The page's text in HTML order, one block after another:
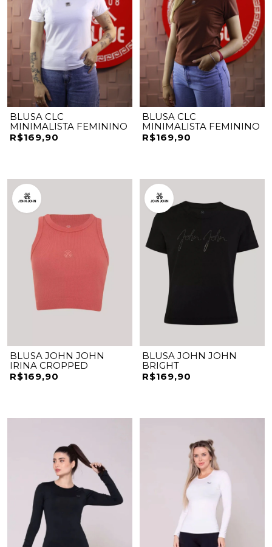
BLUSA CLC
MINIMALISTA FEMININO
R$169,90
BLUSA CLC
MINIMALISTA FEMININO
R$169,90
BLUSA JOHN JOHN
IRINA CROPPED
R$169,90
BLUSA JOHN JOHN
BRIGHT
R$169,90